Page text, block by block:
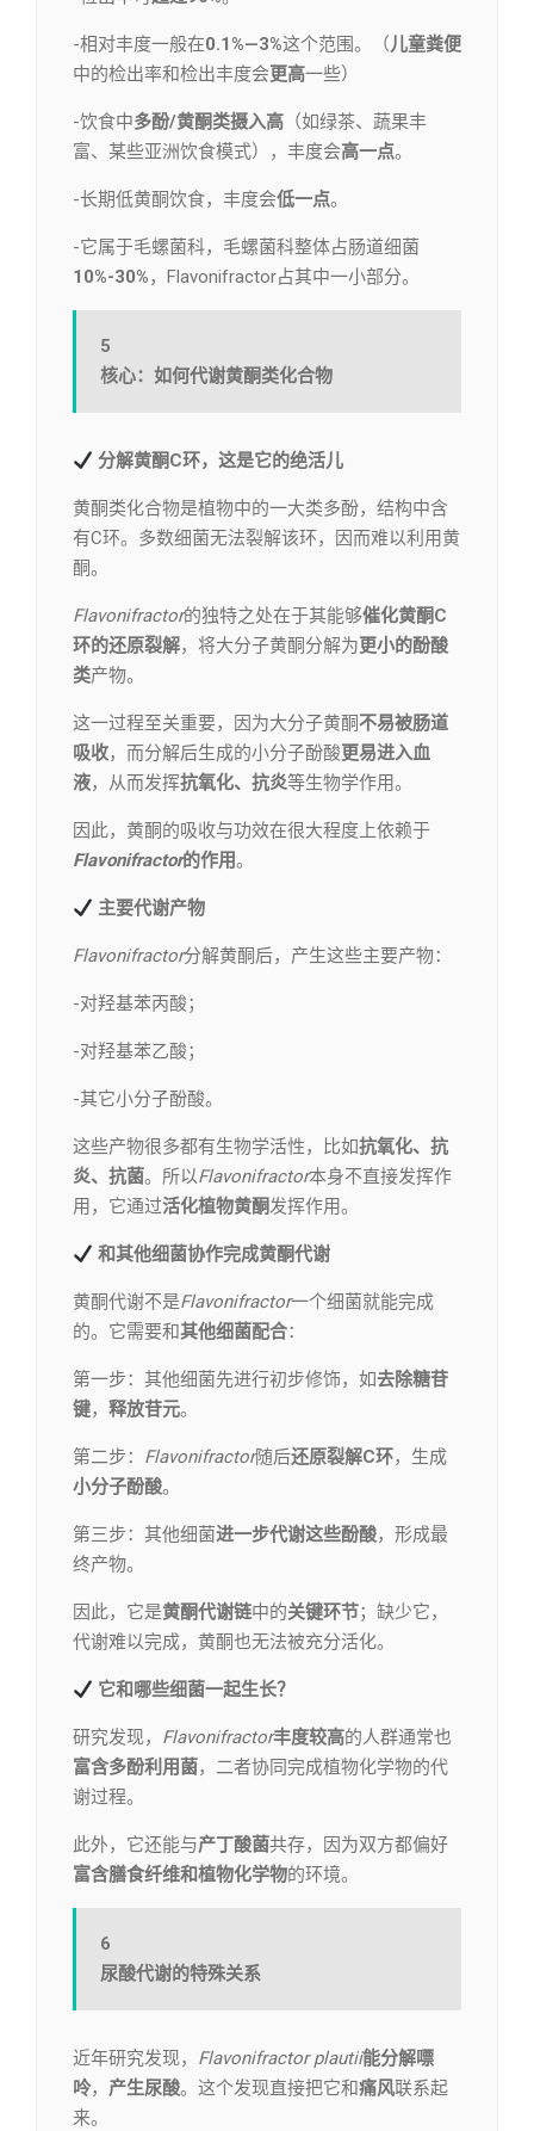
-相对丰度一般在0.1%—3%这个范围。（儿童粪便
中的检出率和检出丰度会更高一些）
-饮食中多酚/黄酮类摄入高 （如绿茶、蔬果丰
富、某些亚洲饮食模式），丰度会高一点。
-长期低黄酮饮食，丰度会低一点。
-它属于毛螺菌科，毛螺菌科整体占肠道细菌
10%-30%，Flavonifractor占其中一小部分。
5
核心：如何代谢黄酮类化合物
分解黄酮C环，这是它的绝活儿
黄酮类化合物是植物中的一大类多酚，结构中含
有C环。多数细菌无法裂解该环，因而难以利用黄
酮。
Flavonifractor的独特之处在于其能够催化黄酮C
环的还原裂解，将大分子黄酮分解为更小的酚酸
类产物。
这一过程至关重要，因为大分子黄酮不易被肠道
吸收，而分解后生成的小分子酚酸更易进入血
液，从而发挥抗氧化、抗炎等生物学作用。
因此，黄酮的吸收与功效在很大程度上依赖于
Flavonifractor的作用。
主要代谢产物
Flavonifractor分解黄酮后，产生这些主要产物：
-对羟基苯丙酸；
-对羟基苯乙酸；
-其它小分子酚酸。
这些产物很多都有生物学活性，比如抗氧化、抗
炎、抗菌。所以Flavonifractor本身不直接发挥作
用，它通过活化植物黄酮发挥作用。
和其他细菌协作完成黄酮代谢
黄酮代谢不是Flavonifractor一个细菌就能完成
的。它需要和其他细菌配合：
第一步：其他细菌先进行初步修饰，如去除糖苷
键， 释放苷元。
第二步： Flavonifractor随后还原裂解C环，生成
小分子酚酸。
第三步：其他细菌进一步代谢这些酚酸，形成最
终产物。
因此，它是黄酮代谢链中的关键环节；缺少它，
代谢难以完成，黄酮也无法被充分活化。
它和哪些细菌一起生长？
研究发现， Flavonifractor丰度较高的人群通常也
富含多酚利用菌，二者协同完成植物化学物的代
谢过程。
此外，它还能与产丁酸菌共存，因为双方都偏好
富含膳食纤维和植物化学物的环境。
6
尿酸代谢的特殊关系
近年研究发现， Flavonifractor plautii能分解嘌
呤， 产生尿酸。这个发现直接把它和痛风联系起
来。